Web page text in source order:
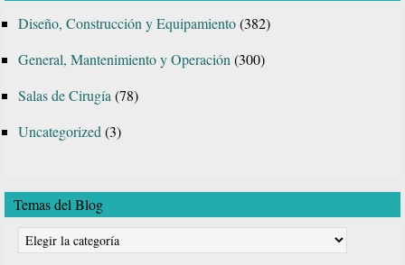
Diseño, Construcción y Equipamiento(382)
General, Mantenimiento y Operación (300)
Salas de Cirugía (78)
Uncategorized (3)
Temas del Blog
Temas
del